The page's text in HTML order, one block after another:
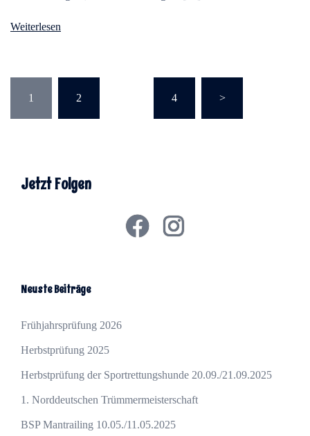
Weiterlesen
Der
Beiträge
1 2 4 >
Jetzt Folgen
FacebookInstagram
Neuste Beiträge
Frühjahrsprüfung 2026
Herbstprüfung 2025
Herbstprüfung der Sportrettungshunde 20.09./21.09.2025
1. Norddeutschen Trümmermeisterschaft
BSP Mantrailing 10.05./11.05.2025